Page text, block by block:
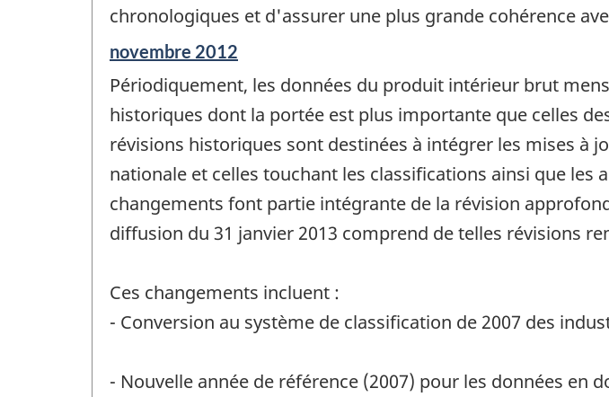
chronologiques et d'assurer une plus grande cohérence
Période
référence
de
changement
-
novembre 2012
Périodiquement, les données du produit intérieur brut
historiques dont la portée est plus importante que celles
révisions historiques sont destinées à intégrer les mises à
nationale et celles touchant les classifications ainsi que
changements font partie intégrante de la révision
diffusion du 31 janvier 2013 comprend de telles révisions
Ces changements incluent :
- Conversion au système de classification de 2007 des
- Nouvelle année de référence (2007) pour les données